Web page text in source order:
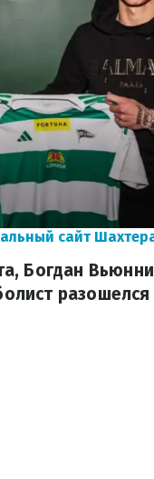
сайт
Богдан